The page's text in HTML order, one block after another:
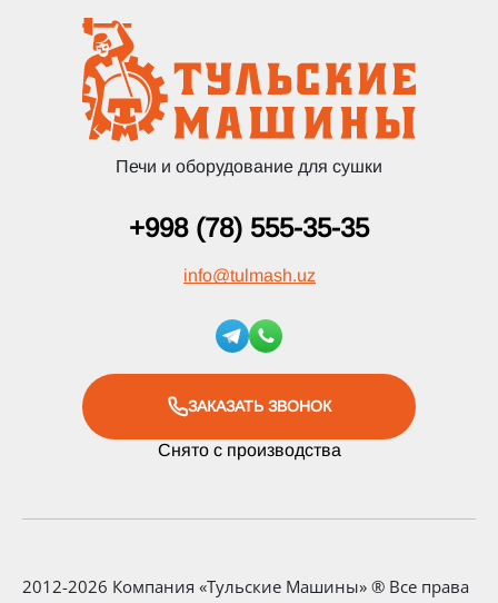
Печи и оборудование для сушки
+998 (78) 555-35-35
info@tulmash.uz
ЗАКАЗАТЬ ЗВОНОК
Снято с производства
2012-2026 Компания «Тульские Машины» ® Все права